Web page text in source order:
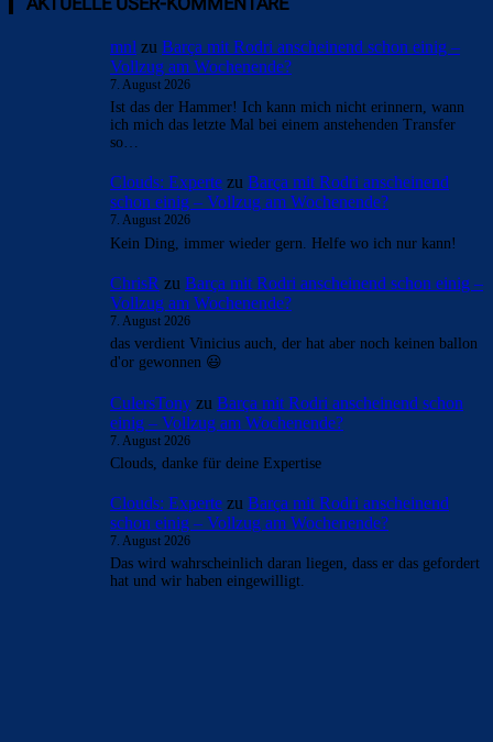
- Anzeige -
AKTUELLE USER-KOMMENTARE
mnlzuBarça mit Rodri anscheinend schon einig –
Vollzug am Wochenende?
7. August 2026
Ist das der Hammer! Ich kann mich nicht erinnern, wann
ich mich das letzte Mal bei einem anstehenden Transfer